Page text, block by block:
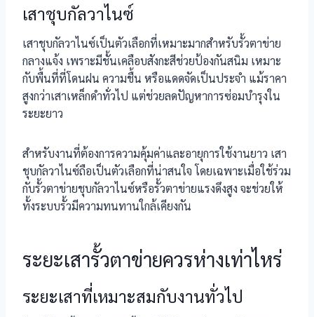
เสาชุบกัลวาไนซ์
เสาชุบกัลวาไนซ์เป็นตัวเลือกที่เหมาะมากสำหรับรั้วตาข่าย
กลางแจ้ง เพราะมีชั้นเคลือบสังกะสีช่วยป้องกันสนิม เหมาะ
กับพื้นที่ที่โดนฝน ความชื้น หรือแดดจัดเป็นประจำ แม้ราคา
สูงกว่าเสาเหล็กดำทั่วไป แต่ช่วยลดปัญหาการซ่อมบำรุงใน
ระยะยาว
สำหรับงานที่ต้องการความคุ้มค่าและอายุการใช้งานยาว เสา
ชุบกัลวาไนซ์ถือเป็นตัวเลือกที่น่าสนใจ โดยเฉพาะเมื่อใช้ร่วม
กับรั้วตาข่ายชุบกัลวาไนซ์หรือรั้วตาข่ายแรงดึงสูง จะช่วยให้
ทั้งระบบรั้วมีความทนทานใกล้เคียงกัน
ระยะเสารั้วตาข่ายควรห่างเท่าไหร่
ระยะเสาที่เหมาะสมกับงานทั่วไป